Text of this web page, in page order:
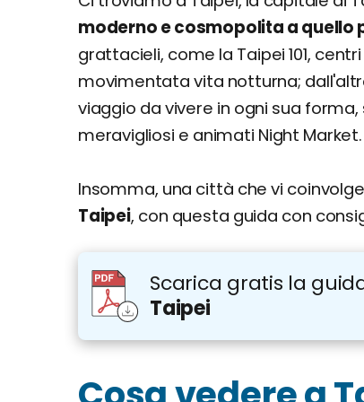
Itinerario di un giorno
Itinerario di 3 giorni
Giorno 1
Giorno 2
Giorno 3
Dove si trova e come arrivare
Quando andare? Info su clima e
Organizza il tuo soggiorno a Taipei:
moderno e cosmopolita a quello
grattacieli, come la Taipei 101,
movimentata vita notturna;
viaggio da vivere in ogni sua
meravigliosi e animati Night Market.
Insomma, una città che vi
Taipei, con questa guida con
Scarica gratis la
Taipei